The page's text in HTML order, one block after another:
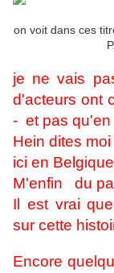
on voit dans ces
je ne vais
d'acteurs ont
- et pas qu'en
Hein dites moi
ici en
M'enfin du
Il est vrai
sur cette
Encore